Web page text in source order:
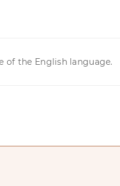
of the English language.